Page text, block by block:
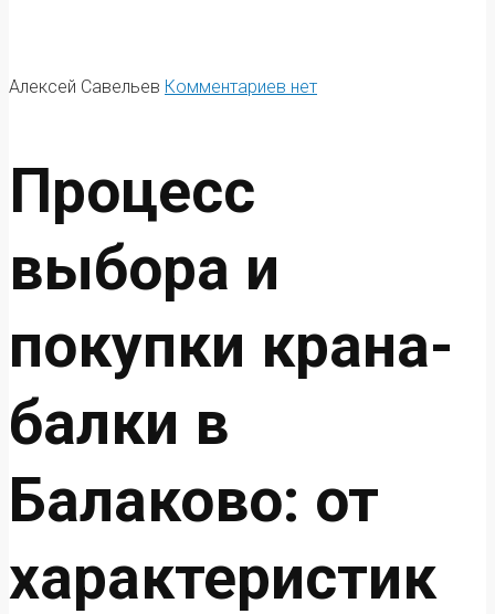
Алексей Савельев Комментариев нет
Процесс
выбора и
покупки крана-
балки в
Балаково: от
характеристик